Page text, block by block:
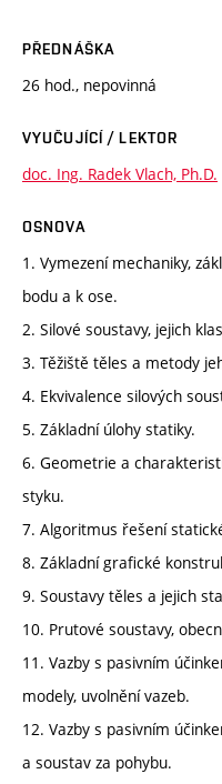
PŘEDNÁŠKA
26 hod., nepovinná
VYUČUJÍCÍ / LEKTOR
doc. Ing. Radek Vlach, Ph.D.
OSNOVA
1. Vymezení mechaniky,
bodu a k ose.
2. Silové soustavy, jejich
3. Těžiště těles a metody
4. Ekvivalence silových
5. Základní úlohy statiky.
6. Geometrie a
styku.
7. Algoritmus řešení
8. Základní grafické
9. Soustavy těles a jejich
10. Prutové soustavy,
11. Vazby s pasivním
modely, uvolnění vazeb.
12. Vazby s pasivním
a soustav za pohybu.